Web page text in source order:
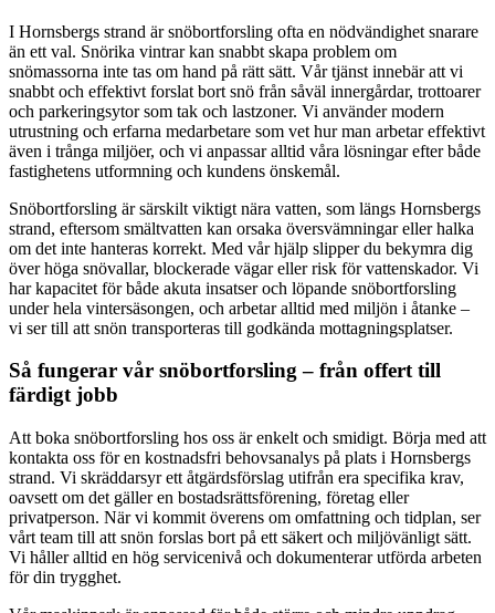
I Hornsbergs strand är snöbortforsling ofta en nödvändighet snarare
än ett val. Snörika vintrar kan snabbt skapa problem om
snömassorna inte tas om hand på rätt sätt. Vår tjänst innebär att vi
snabbt och effektivt forslat bort snö från såväl innergårdar, trottoarer
och parkeringsytor som tak och lastzoner. Vi använder modern
utrustning och erfarna medarbetare som vet hur man arbetar effektivt
även i trånga miljöer, och vi anpassar alltid våra lösningar efter både
fastighetens utformning och kundens önskemål.
Snöbortforsling är särskilt viktigt nära vatten, som längs Hornsbergs
strand, eftersom smältvatten kan orsaka översvämningar eller halka
om det inte hanteras korrekt. Med vår hjälp slipper du bekymra dig
över höga snövallar, blockerade vägar eller risk för vattenskador. Vi
har kapacitet för både akuta insatser och löpande snöbortforsling
under hela vintersäsongen, och arbetar alltid med miljön i åtanke –
vi ser till att snön transporteras till godkända mottagningsplatser.
Så fungerar vår snöbortforsling – från offert till
färdigt jobb
Att boka snöbortforsling hos oss är enkelt och smidigt. Börja med att
kontakta oss för en kostnadsfri behovsanalys på plats i Hornsbergs
strand. Vi skräddarsyr ett åtgärdsförslag utifrån era specifika krav,
oavsett om det gäller en bostadsrättsförening, företag eller
privatperson. När vi kommit överens om omfattning och tidplan, ser
vårt team till att snön forslas bort på ett säkert och miljövänligt sätt.
Vi håller alltid en hög servicenivå och dokumenterar utförda arbeten
för din trygghet.